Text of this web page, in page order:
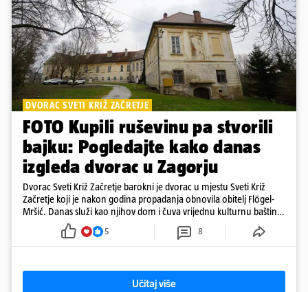
DVORAC SVETI KRIŽ ZAČRETJE
FOTO Kupili ruševinu pa stvorili
bajku: Pogledajte kako danas
izgleda dvorac u Zagorju
Dvorac Sveti Križ Začretje barokni je dvorac u mjestu Sveti Križ
Začretje koji je nakon godina propadanja obnovila obitelj Flögel-
Mršić. Danas služi kao njihov dom i čuva vrijednu kulturnu baštinu
davno zaboravljenog vremena
5 8
Učitaj više